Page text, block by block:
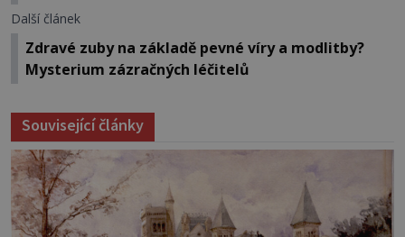
Další článek
Zdravé zuby na základě pevné víry a modlitby?
Mysterium zázračných léčitelů
Související články